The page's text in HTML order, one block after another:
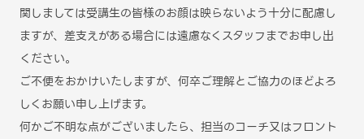
関しましては受講生の皆様のお顔は映らないよう十分に配慮し
ますが、差支えがある場合には遠慮なくスタッフまでお申し出
ください。
ご不便をおかけいたしますが、何卒ご理解とご協力のほどよろ
しくお願い申し上げます。
何かご不明な点がございましたら、担当のコーチ又はフロント